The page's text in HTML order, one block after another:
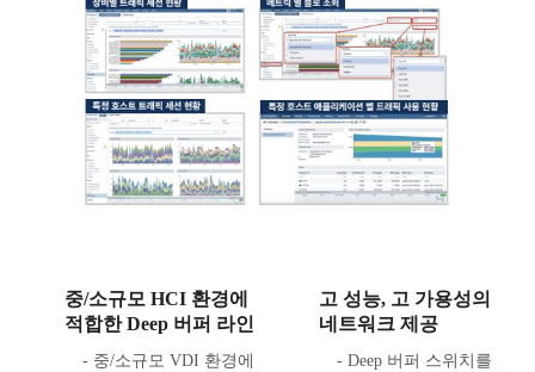
중/소규모 HCI 환경에
적합한 Deep 버퍼 라인
- 중/소규모 VDI 환경에
고 성능, 고 가용성의
네트워크 제공
- Deep 버퍼 스위치를